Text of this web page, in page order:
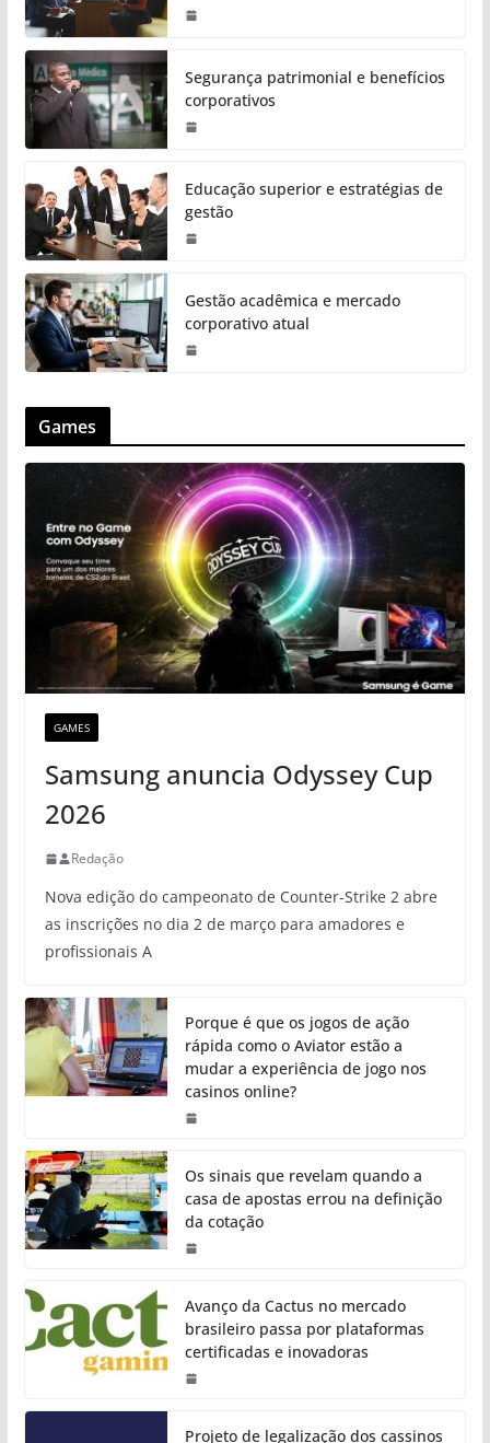
Segurança patrimonial e benefícios
corporativos
Educação superior e estratégias de
gestão
Gestão acadêmica e mercado
corporativo atual
Games
GAMES
Samsung anuncia Odyssey Cup
2026
Redação
Nova edição do campeonato de Counter-Strike 2 abre
as inscrições no dia 2 de março para amadores e
profissionais A
Porque é que os jogos de ação
rápida como o Aviator estão a
mudar a experiência de jogo nos
casinos online?
Os sinais que revelam quando a
casa de apostas errou na definição
da cotação
Avanço da Cactus no mercado
brasileiro passa por plataformas
certificadas e inovadoras
Projeto de legalização dos cassinos